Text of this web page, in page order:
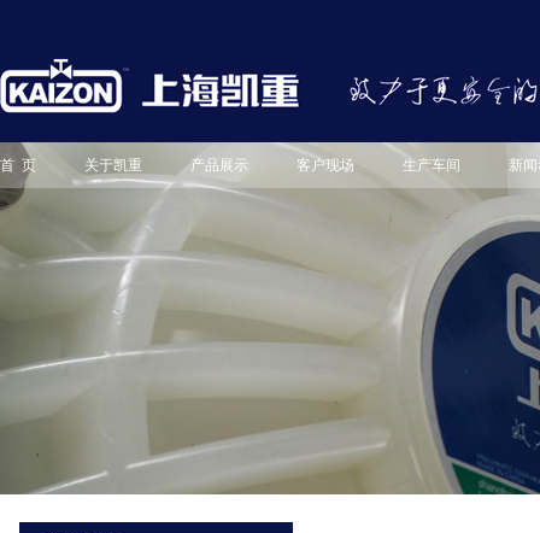
首 页 关于凯重 产品展示 客户现场 生产车间 新